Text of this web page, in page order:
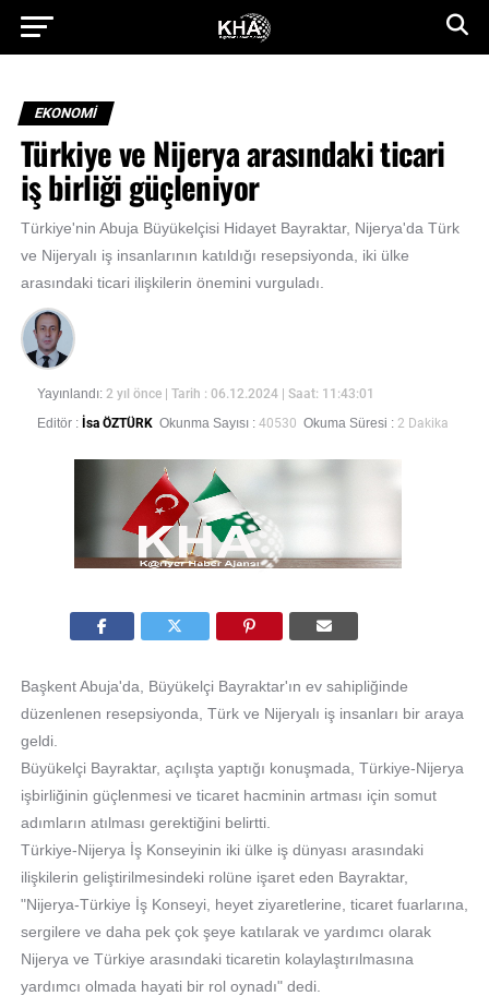
EKONOMİ
Türkiye ve Nijerya arasındaki ticari
iş birliği güçleniyor
Türkiye'nin Abuja Büyükelçisi Hidayet Bayraktar, Nijerya'da Türk
ve Nijeryalı iş insanlarının katıldığı resepsiyonda, iki ülke
arasındaki ticari ilişkilerin önemini vurguladı.
Yayınlandı: 2 yıl önce | Tarih : 06.12.2024 | Saat: 11:43:01
Editör : İsa ÖZTÜRK Okunma Sayısı : 40530 Okuma Süresi : 2 Dakika
Başkent Abuja'da, Büyükelçi Bayraktar'ın ev sahipliğinde
düzenlenen resepsiyonda, Türk ve Nijeryalı iş insanları bir araya
geldi.
Büyükelçi Bayraktar, açılışta yaptığı konuşmada, Türkiye-Nijerya
işbirliğinin güçlenmesi ve ticaret hacminin artması için somut
adımların atılması gerektiğini belirtti.
Türkiye-Nijerya İş Konseyinin iki ülke iş dünyası arasındaki
ilişkilerin geliştirilmesindeki rolüne işaret eden Bayraktar,
"Nijerya-Türkiye İş Konseyi, heyet ziyaretlerine, ticaret fuarlarına,
sergilere ve daha pek çok şeye katılarak ve yardımcı olarak
Nijerya ve Türkiye arasındaki ticaretin kolaylaştırılmasına
yardımcı olmada hayati bir rol oynadı" dedi.